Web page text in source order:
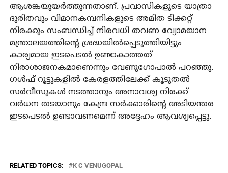
ആശങ്കയുയര്‍ത്തുന്നതാണ്. പ്രവാസികളുടെ യാത്രാ
ദുരിതവും വിമാനകമ്പനികളുടെ അമിത ടിക്കറ്റ്
നിരക്കും സംബന്ധിച്ച് നിരവധി തവണ വ്യോമയാന
മന്ത്രാലയത്തിന്റെ ശ്രദ്ധയില്‍പ്പെടുത്തിയിട്ടും
കാര്യമായ ഇടപെടല്‍ ഉണ്ടാകാത്തത്
നിരാശാജനകമാണെന്നും വേണുഗോപാല്‍ പറഞ്ഞു.
ഗള്‍ഫ് റൂട്ടുകളില്‍ കേരളത്തിലേക്ക് കൂടുതല്‍
സര്‍വീസുകള്‍ നടത്താനും അനാവശ്യ നിരക്ക്
വര്‍ധന തടയാനും കേന്ദ്ര സര്‍ക്കാരിന്റെ അടിയന്തര
ഇടപെടല്‍ ഉണ്ടാവണമെന്ന് അദ്ദേഹം ആവശ്യപ്പെട്ടു.
RELATED TOPICS: K C VENUGOPAL